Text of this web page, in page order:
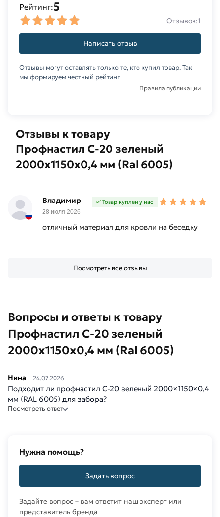
Отзывы к товару
Профнастил С-20 зеленый
2000х1150х0,4 мм (Ral 6005)
Владимир
28 июля 2026
Товар куплен у нас
отличный материал для кровли на беседку
Посмотреть все отзывы
Рейтинг:5
Отзывов:1
Написать отзыв
Отзывы могут оставлять только те, кто купил товар. Так
мы формируем честный рейтинг
Правила публикации
Вопросы и ответы к товару
Профнастил С-20 зеленый
2000х1150х0,4 мм (Ral 6005)
Нина 24.07.2026
Подходит ли профнастил С-20 зеленый 2000×1150×0,4
мм (RAL 6005) для забора?
Посмотреть ответ
Нужна помощь?
Задать вопрос
Задайте вопрос – вам ответит наш эксперт или
представитель бренда